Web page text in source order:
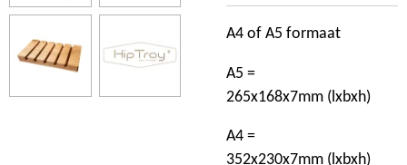
A4 of A5 formaat
A5 =
265x168x7mm (lxbxh)
A4 =
352x230x7mm (lxbxh)